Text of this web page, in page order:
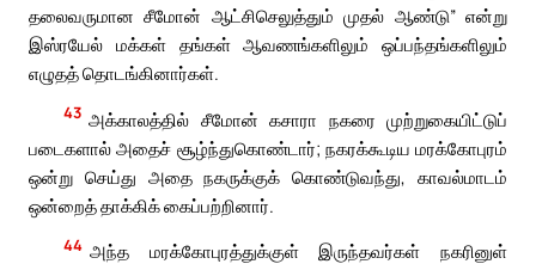
தலைவருமான சீமோன் ஆட்சிசெலுத்தும் முதல் ஆண்டு” என்று
இஸ்ரயேல் மக்கள் தங்கள் ஆவணங்களிலும் ஒப்பந்தங்களிலும்
எழுதத் தொடங்கினார்கள்.
43 அக்காலத்தில் சீமோன் கசாரா நகரை முற்றுகையிட்டுப்
படைகளால் அதைச் சூழ்ந்துகொண்டார்; நகரக்கூடிய மரக்கோபுரம்
ஒன்று செய்து அதை நகருக்குக் கொண்டுவந்து, காவல்மாடம்
ஒன்றைத் தாக்கிக் கைப்பற்றினார்.
44 அந்த மரக்கோபுரத்துக்குள் இருந்தவர்கள் நகரினுள்